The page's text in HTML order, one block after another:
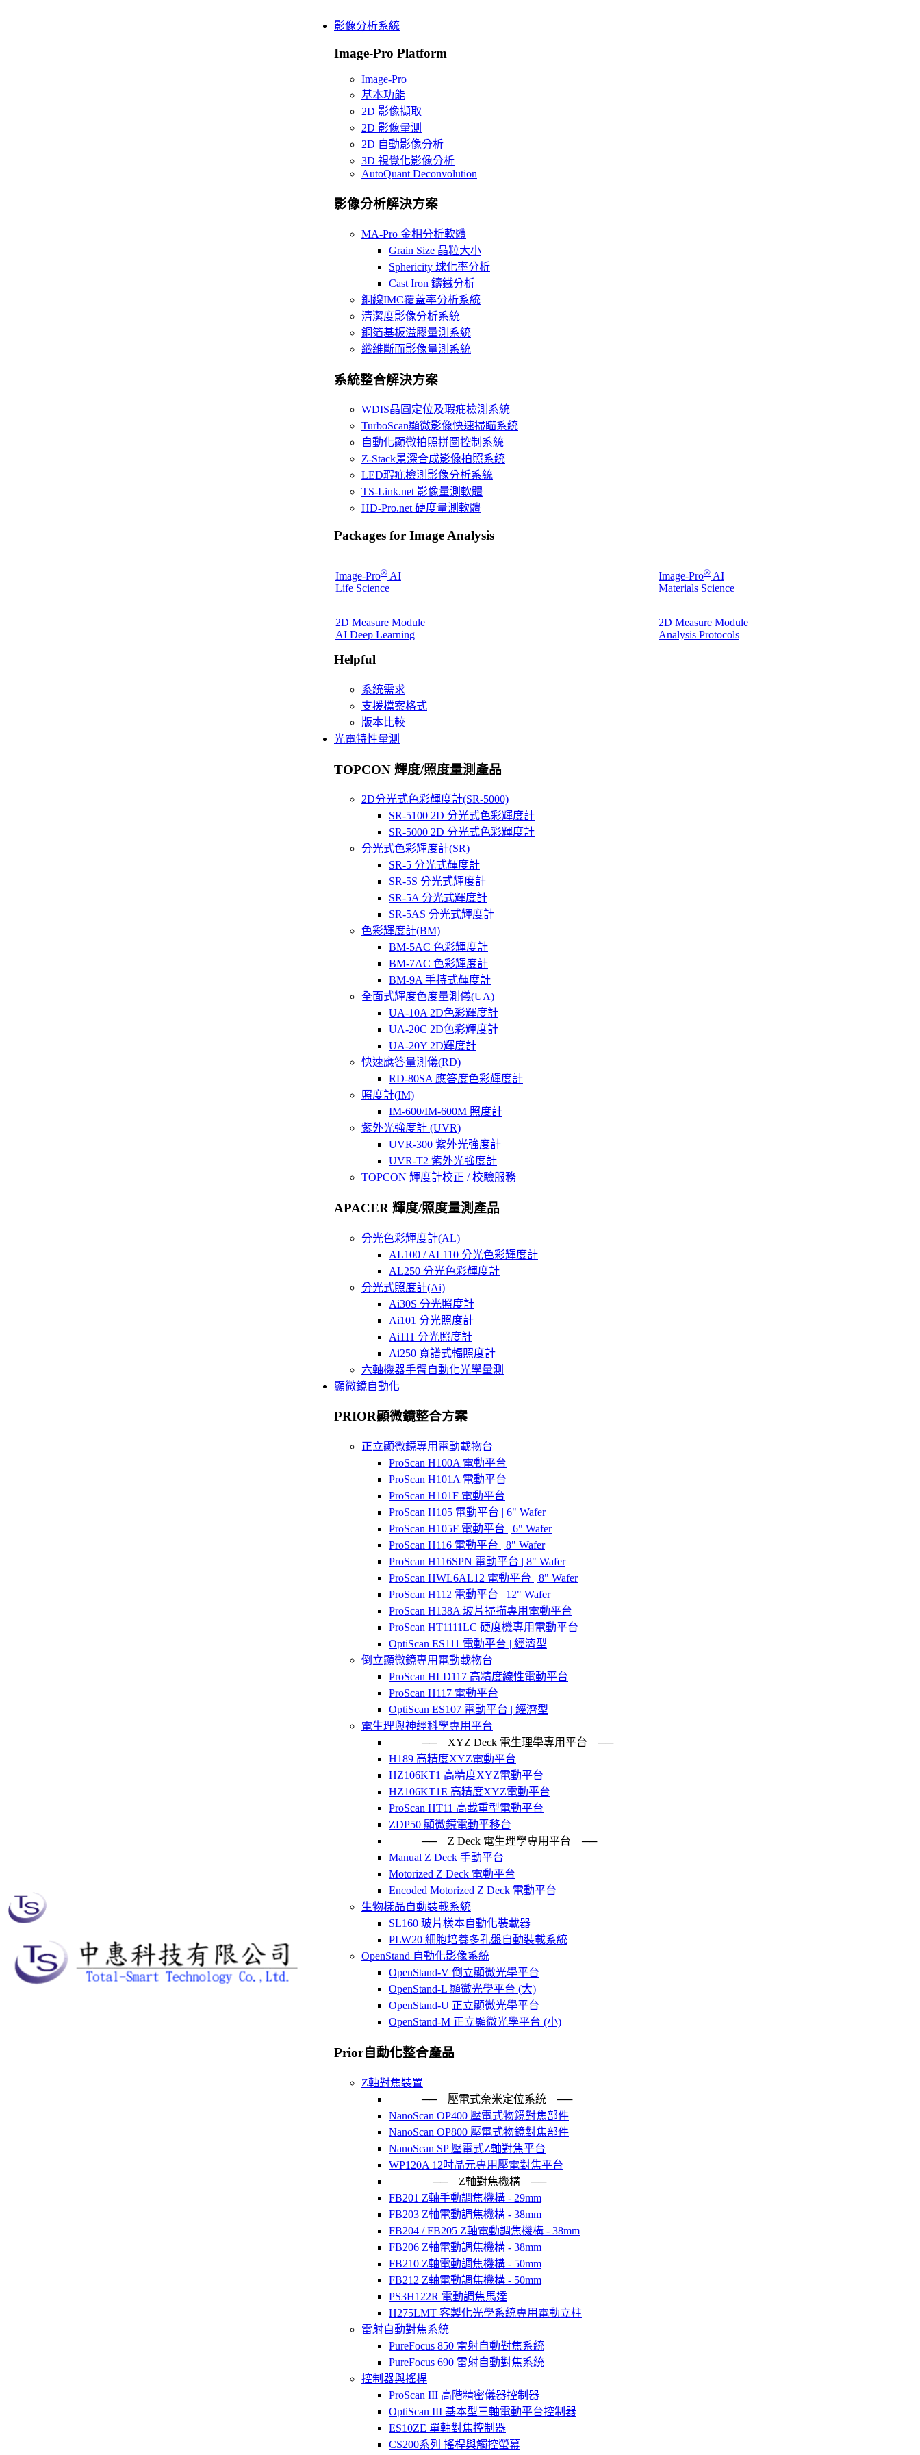
影像分析系統
Image-Pro Platform
Image-Pro
基本功能
2D 影像擷取
2D 影像量測
2D 自動影像分析
3D 視覺化影像分析
AutoQuant Deconvolution
影像分析解決方案
MA-Pro 金相分析軟體
Grain Size 晶粒大小
Sphericity 球化率分析
Cast Iron 鑄鐵分析
銅線IMC覆蓋率分析系統
清潔度影像分析系統
銅箔基板溢膠量測系統
纖維斷面影像量測系統
系統整合解決方案
WDIS晶圓定位及瑕疪檢測系統
TurboScan顯微影像快速掃瞄系統
自動化顯微拍照拼圖控制系統
Z-Stack景深合成影像拍照系統
LED瑕疪檢測影像分析系統
TS-Link.net 影像量測軟體
HD-Pro.net 硬度量測軟體
Packages for Image Analysis
Image-Pro® AI
Life Science
Image-Pro® AI
Materials Science
2D Measure Module
AI Deep Learning
2D Measure Module
Analysis Protocols
Helpful
系統需求
支援檔案格式
版本比較
光電特性量測
TOPCON 輝度/照度量測產品
2D分光式色彩輝度計(SR-5000)
SR-5100 2D 分光式色彩輝度計
SR-5000 2D 分光式色彩輝度計
分光式色彩輝度計(SR)
SR-5 分光式輝度計
SR-5S 分光式輝度計
SR-5A 分光式輝度計
SR-5AS 分光式輝度計
色彩輝度計(BM)
BM-5AC 色彩輝度計
BM-7AC 色彩輝度計
BM-9A 手持式輝度計
全面式輝度色度量測儀(UA)
UA-10A 2D色彩輝度計
UA-20C 2D色彩輝度計
UA-20Y 2D輝度計
快速應答量測儀(RD)
RD-80SA 應答度色彩輝度計
照度計(IM)
IM-600/IM-600M 照度計
紫外光強度計 (UVR)
UVR-300 紫外光強度計
UVR-T2 紫外光強度計
TOPCON 輝度計校正 / 校驗服務
APACER 輝度/照度量測產品
分光色彩輝度計(AL)
AL100 / AL110 分光色彩輝度計
AL250 分光色彩輝度計
分光式照度計(Ai)
Ai30S 分光照度計
Ai101 分光照度計
Ai111 分光照度計
Ai250 寬譜式輻照度計
六軸機器手臂自動化光學量測
顯微鏡自動化
PRIOR顯微鏡整合方案
正立顯微鏡專用電動載物台
ProScan H100A 電動平台
ProScan H101A 電動平台
ProScan H101F 電動平台
ProScan H105 電動平台 | 6" Wafer
ProScan H105F 電動平台 | 6" Wafer
ProScan H116 電動平台 | 8" Wafer
ProScan H116SPN 電動平台 | 8" Wafer
ProScan HWL6AL12 電動平台 | 8" Wafer
ProScan H112 電動平台 | 12" Wafer
ProScan H138A 玻片掃描專用電動平台
ProScan HT1111LC 硬度機專用電動平台
OptiScan ES111 電動平台 | 經濟型
倒立顯微鏡專用電動載物台
ProScan HLD117 高精度線性電動平台
ProScan H117 電動平台
OptiScan ES107 電動平台 | 經濟型
電生理與神經科學專用平台
── XYZ Deck 電生理學專用平台 ──
H189 高精度XYZ電動平台
HZ106KT1 高精度XYZ電動平台
HZ106KT1E 高精度XYZ電動平台
ProScan HT11 高載重型電動平台
ZDP50 顯微鏡電動平移台
── Z Deck 電生理學專用平台 ──
Manual Z Deck 手動平台
Motorized Z Deck 電動平台
Encoded Motorized Z Deck 電動平台
生物樣品自動裝載系統
SL160 玻片樣本自動化裝載器
PLW20 細胞培養多孔盤自動裝載系統
OpenStand 自動化影像系統
OpenStand-V 倒立顯微光學平台
OpenStand-L 顯微光學平台 (大)
OpenStand-U 正立顯微光學平台
OpenStand-M 正立顯微光學平台 (小)
Prior自動化整合產品
Z軸對焦裝置
── 壓電式奈米定位系統 ──
NanoScan OP400 壓電式物鏡對焦部件
NanoScan OP800 壓電式物鏡對焦部件
NanoScan SP 壓電式Z軸對焦平台
WP120A 12吋晶元專用壓電對焦平台
── Z軸對焦機構 ──
FB201 Z軸手動調焦機構 - 29mm
FB203 Z軸電動調焦機構 - 38mm
FB204 / FB205 Z軸電動調焦機構 - 38mm
FB206 Z軸電動調焦機構 - 38mm
FB210 Z軸電動調焦機構 - 50mm
FB212 Z軸電動調焦機構 - 50mm
PS3H122R 電動調焦馬達
H275LMT 客製化光學系統專用電動立柱
雷射自動對焦系統
PureFocus 850 雷射自動對焦系統
PureFocus 690 雷射自動對焦系統
控制器與搖桿
ProScan III 高階精密儀器控制器
OptiScan III 基本型三軸電動平台控制器
ES10ZE 單軸對焦控制器
CS200系列 搖桿與觸控螢幕